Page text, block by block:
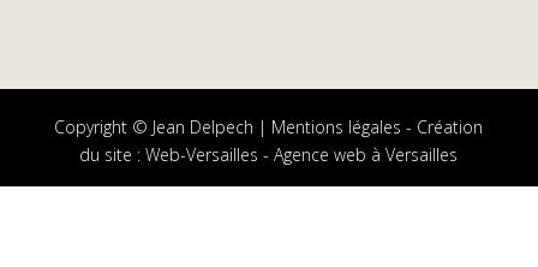
Copyright © Jean Delpech | Mentions légales - Création
du site :Web-Versailles - Agence web à Versailles